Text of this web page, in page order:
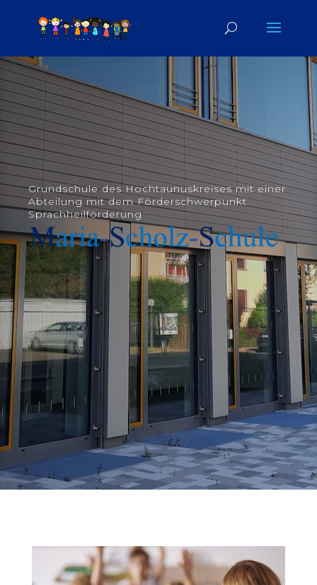
Grundschule des Hochtaunuskreisesmit einer
Abteilung mit dem Förderschwerpunkt
Sprachheilförderung